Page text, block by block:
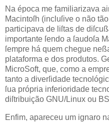
Na época me familiarizava
Macintoſh (incluſive o não
participava de liſtas de
importante ſendo a ſaudoſa
ſempre há quem chegue
plataforma e dos produtos.
MicroSoft, que, como a
tanto a diverſidade
ſua própria inferioridade
diſtribuição GNU/Linux ou
Enfim, apareceu um ignaro